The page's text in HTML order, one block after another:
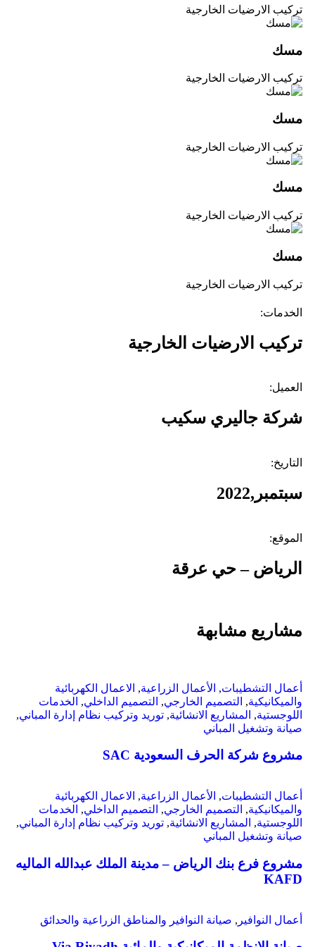
تركيب الارضيات الخارجية
مسك
تركيب الارضيات الخارجية
مسك
تركيب الارضيات الخارجية
مسك
تركيب الارضيات الخارجية
مسك
تركيب الارضيات الخارجية
الخدمات:
تركيب الارضيات الخارجية
العميل:
شركة جاليري سكيب
التاريخ:
سبتمبر,2022
الموقع:
الرياض – حي عرقة
مشاريع مشابهة
أعمال التشطيبات, الأعمال الزراعية, الاعمال الكهربائية
والميكانيكية, التصميم الخارجي, التصميم الداخلي, الخدمات
اللوجستية, المشاريع الانشائية, توريد وتركيب نظام إدارة المباني,
صيانة وتشغيل المباني
مشروع شركة الحرف السعودية SAC
أعمال التشطيبات, الأعمال الزراعية, الاعمال الكهربائية
والميكانيكية, التصميم الخارجي, التصميم الداخلي, الخدمات
اللوجستية, المشاريع الانشائية, توريد وتركيب نظام إدارة المباني,
صيانة وتشغيل المباني
مشروع فرع بنك الرياض – مدينة الملك عبدالله الماليه
KAFD
أعمال النوافير , صيانة النوافير والمناطق الزراعية والحدائق